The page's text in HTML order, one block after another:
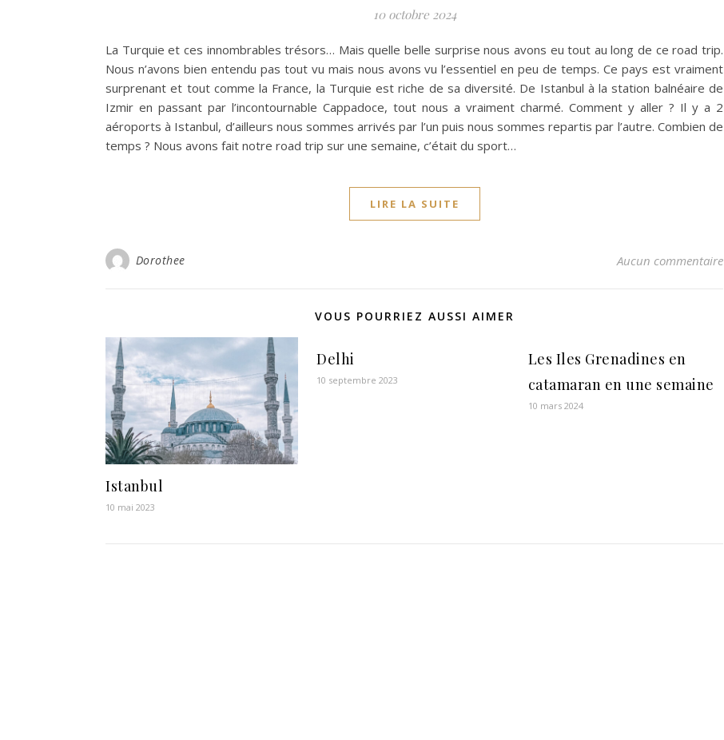
10 octobre 2024
La Turquie et ces innombrables trésors… Mais quelle belle surprise nous avons eu tout au long de ce road trip.
Nous n’avons bien entendu pas tout vu mais nous avons vu l’essentiel en peu de temps. Ce pays est vraiment
surprenant et tout comme la France, la Turquie est riche de sa diversité. De Istanbul à la station balnéaire de
Izmir en passant par l’incontournable Cappadoce, tout nous a vraiment charmé. Comment y aller ? Il y a 2
aéroports à Istanbul, d’ailleurs nous sommes arrivés par l’un puis nous sommes repartis par l’autre. Combien de
temps ? Nous avons fait notre road trip sur une semaine, c’était du sport…
LIRE LA SUITE
Dorothee Aucun commentaire
VOUS POURRIEZ AUSSI AIMER
Istanbul
10 mai 2023
Delhi
10 septembre 2023
Les Iles Grenadines en
catamaran en une semaine
10 mars 2024